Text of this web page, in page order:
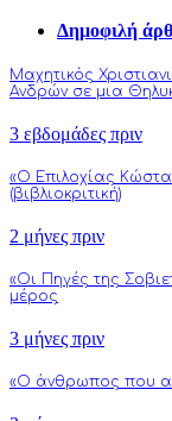
Δημοφιλή
Μαχητικός
Ανδρών σε μια
3 εβδομάδες πριν
«Ο Επιλοχίας
(βιβλιοκριτική)
2 μήνες πριν
«Οι Πηγές της
μέρος
3 μήνες πριν
«Ο άνθρωπος που